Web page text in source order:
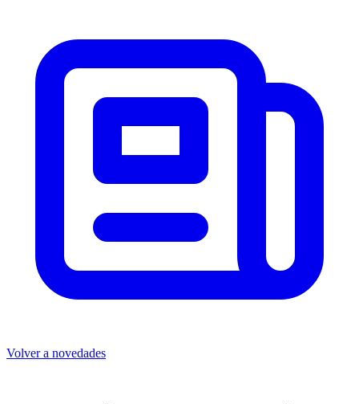
Volver a novedades